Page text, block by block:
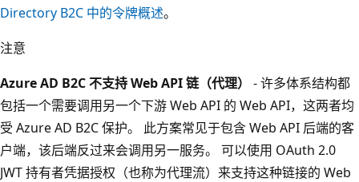
Directory B2C 中的令牌概述。
注意
Azure AD B2C 不支持 Web API 链（代理）
- 许多体系结构都
包括一个需要调用另一个下游 Web API 的 Web API，这两者均
受 Azure AD B2C 保护。 此方案常见于包含 Web API 后端的客
户端，该后端反过来会调用另一服务。 可以使用 OAuth 2.0
JWT 持有者凭据授权（也称为代理流）来支持这种链接的 Web